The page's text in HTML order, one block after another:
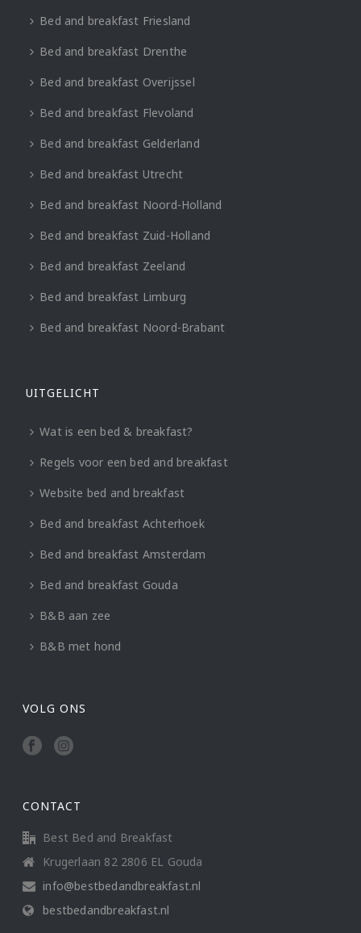
Bed and breakfast Friesland
Bed and breakfast Drenthe
Bed and breakfast Overijssel
Bed and breakfast Flevoland
Bed and breakfast Gelderland
Bed and breakfast Utrecht
Bed and breakfast Noord-Holland
Bed and breakfast Zuid-Holland
Bed and breakfast Zeeland
Bed and breakfast Limburg
Bed and breakfast Noord-Brabant
UITGELICHT
Wat is een bed & breakfast?
Regels voor een bed and breakfast
Website bed and breakfast
Bed and breakfast Achterhoek
Bed and breakfast Amsterdam
Bed and breakfast Gouda
B&B aan zee
B&B met hond
VOLG ONS
CONTACT
Best Bed and Breakfast
Krugerlaan 82 2806 EL Gouda
info@bestbedandbreakfast.nl
bestbedandbreakfast.nl